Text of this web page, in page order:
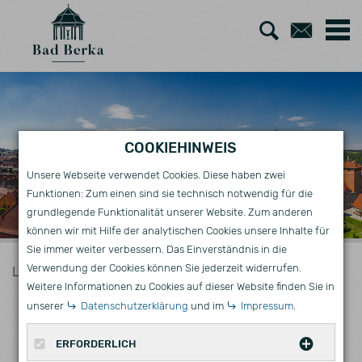
Zur Zum
Leben Ortsteile
ORTSTEILE
COOKIEHINWEIS
Unsere Webseite verwendet Cookies. Diese haben zwei
Funktionen: Zum einen sind sie technisch notwendig für die
grundlegende Funktionalität unserer Website. Zum anderen
können wir mit Hilfe der analytischen Cookies unsere Inhalte für
Sie immer weiter verbessern. Das Einverständnis in die
Verwendung der Cookies können Sie jederzeit widerrufen.
Weitere Informationen zu Cookies auf dieser Website finden Sie in
unserer
Datenschutzerklärung und im Impressum.
ERFORDERLICH